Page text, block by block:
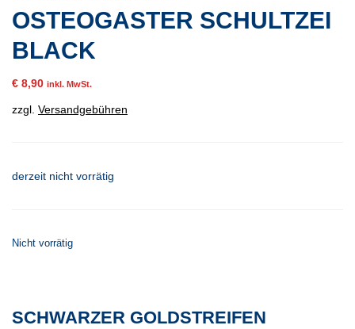
OSTEOGASTER SCHULTZEI
BLACK
€ 8,90 inkl. MwSt.
zzgl. Versandgebühren
derzeit nicht vorrätig
Nicht vorrätig
SCHWARZER GOLDSTREIFEN